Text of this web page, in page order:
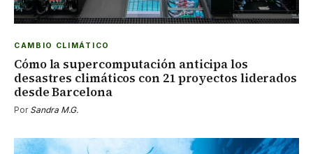
CAMBIO CLIMÁTICO
Cómo la supercomputación anticipa los
desastres climáticos con 21 proyectos liderados
desde Barcelona
Por Sandra M.G.